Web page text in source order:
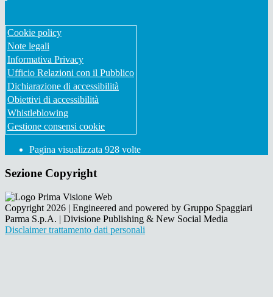
Cookie policy
Note legali
Informativa Privacy
Ufficio Relazioni con il Pubblico
Dichiarazione di accessibilità
Obiettivi di accessibilità
Whistleblowing
Gestione consensi cookie
Pagina visualizzata 928 volte
Sezione Copyright
Copyright 2026 | Engineered and powered by Gruppo Spaggiari
Parma S.p.A. | Divisione Publishing & New Social Media
Disclaimer trattamento dati personali